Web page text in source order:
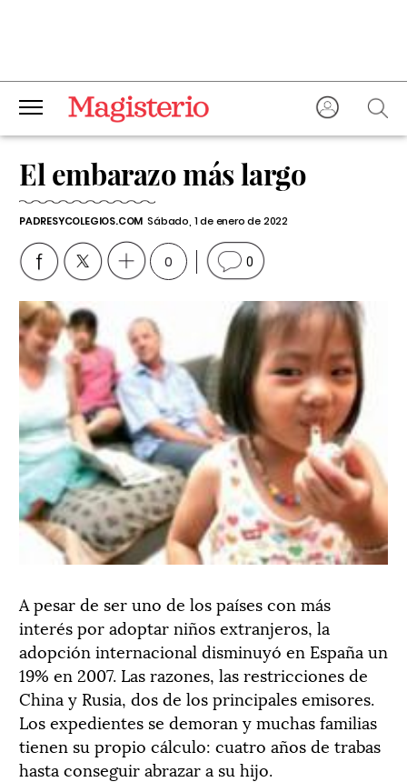
El embarazo más largo
PADRESYCOLEGIOS.COM Sábado, 1 de enero de 2022
0 0
A pesar de ser uno de los países con más
interés por adoptar niños extranjeros, la
adopción internacional disminuyó en España un
19% en 2007. Las razones, las restricciones de
China y Rusia, dos de los principales emisores.
Los expedientes se demoran y muchas familias
tienen su propio cálculo: cuatro años de trabas
hasta conseguir abrazar a su hijo.